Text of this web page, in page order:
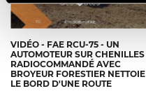
VIDÉO - FAE RCU-75 - UN
AUTOMOTEUR SUR CHENILLES
RADIOCOMMANDÉ AVEC
BROYEUR FORESTIER NETTOIE
LE BORD D'UNE ROUTE